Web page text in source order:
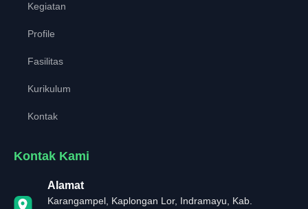
Kegiatan
Profile
Fasilitas
Kurikulum
Kontak
Kontak Kami
Alamat
Karangampel, Kaplongan Lor, Indramayu, Kab.